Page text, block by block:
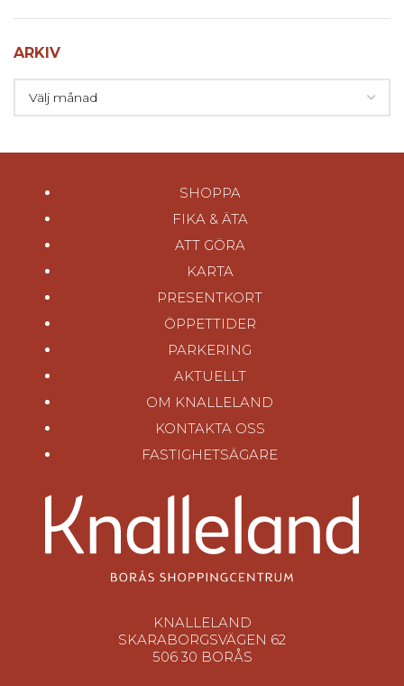
ARKIV
SHOPPA
FIKA & ÄTA
ATT GÖRA
KARTA
PRESENTKORT
ÖPPETTIDER
PARKERING
AKTUELLT
OM KNALLELAND
KONTAKTA OSS
FASTIGHETSÄGARE
KNALLELAND
SKARABORGSVÄGEN 62
506 30 BORÅS